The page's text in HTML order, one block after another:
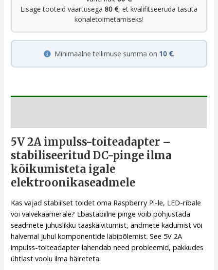
Lisage tooteid väärtusega 80 €, et kvalifitseeruda tasuta
kohaletoimetamiseks!
Minimaalne tellimuse summa on 10 €.
5V 2A impulss-toiteadapter –
stabiliseeritud DC-pinge ilma
kõikumisteta igale
elektroonikaseadmele
Kas vajad stabiilset toidet oma Raspberry Pi-le, LED-ribale
või valvekaamerale? Ebastabiilne pinge võib põhjustada
seadmete juhuslikku taaskäivitumist, andmete kadumist või
halvemal juhul komponentide läbipõlemist. See 5V 2A
impulss-toiteadapter lahendab need probleemid, pakkudes
ühtlast voolu ilma häireteta.